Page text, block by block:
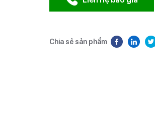
Chia sẻ sản phẩm